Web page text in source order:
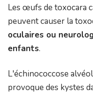
Les œufs de toxocara
peuvent causer la
oculaires ou
enfants.
L'échinococcose
provoque des kystes